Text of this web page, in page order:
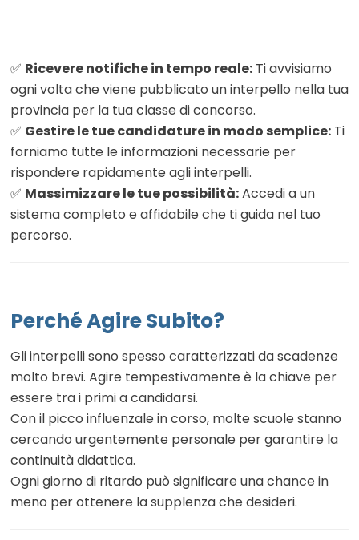
✅ Ricevere notifiche in tempo reale: Ti avvisiamo
ogni volta che viene pubblicato un interpello nella tua
provincia per la tua classe di concorso.
✅ Gestire le tue candidature in modo semplice: Ti
forniamo tutte le informazioni necessarie per
rispondere rapidamente agli interpelli.
✅ Massimizzare le tue possibilità:Accedi a un
sistema completo e affidabile che ti guida nel tuo
percorso.
Perché Agire Subito?
Gli interpelli sono spesso caratterizzati da scadenze
molto brevi. Agire tempestivamente è la chiave per
essere tra i primi a candidarsi.
Con il picco influenzale in corso, molte scuole stanno
cercando urgentemente personale per garantire la
continuità didattica.
Ogni giorno di ritardo può significare una chance in
meno per ottenere la supplenza che desideri.